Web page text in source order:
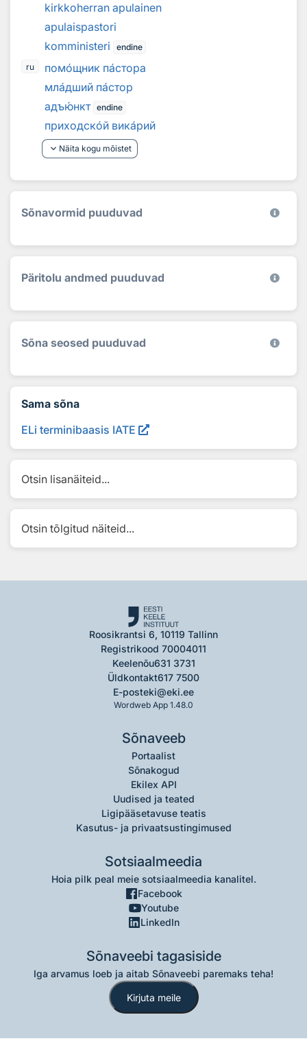
kirkkoherran apulainen
apulaispastori
komministeri
endine
ru
помощник пастора
младший пастор
адъюнкт endine
приходской викарий
keyboard_arrow_down Näita kogu mõistet
Sõnavormid puuduvad
Päritolu andmed puuduvad
Sõna seosed puuduvad
Sama sõna
ELi terminibaasis IATE
Otsin lisanäiteid...
Otsin tõlgitud näiteid...
Roosikrantsi 6, 10119 Tallinn
Registrikood 70004011
Keelenõu631 3731
Üldkontakt617 7500
E-posteki@eki.ee
Wordweb App 1.48.0
Sõnaveeb
Portaalist
Sõnakogud
Ekilex API
Uudised ja teated
Ligipääsetavuse teatis
Kasutus- ja privaatsustingimused
Sotsiaalmeedia
Hoia pilk peal meie sotsiaalmeedia kanalitel.
Facebook
Youtube
LinkedIn
Sõnaveebi tagasiside
Iga arvamus loeb ja aitab Sõnaveebi paremaks teha!
Kirjuta meile